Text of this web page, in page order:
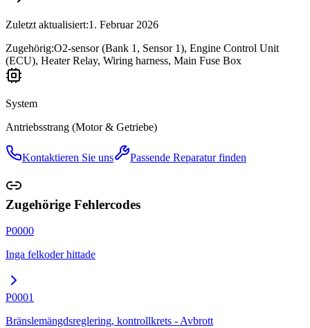
Zuletzt aktualisiert:1. Februar 2026
Zugehörig:O2-sensor (Bank 1, Sensor 1), Engine Control Unit
(ECU), Heater Relay, Wiring harness, Main Fuse Box
System
Antriebsstrang (Motor & Getriebe)
Kontaktieren Sie uns Passende Reparatur finden
Zugehörige Fehlercodes
P0000
Inga felkoder hittade
P0001
Bränslemängdsreglering, kontrollkrets - Avbrott